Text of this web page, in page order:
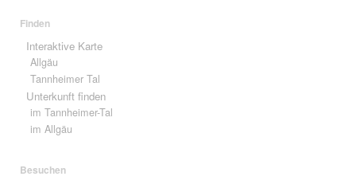
Finden
Interaktive Karte
Allgäu
Tannheimer Tal
Unterkunft finden
im Tannheimer-Tal
im Allgäu
Besuchen